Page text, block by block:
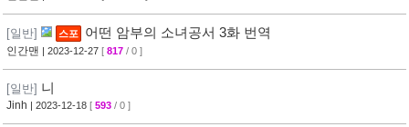
[일반] 스포 어떤 암부의 소녀공서 3화 번역
인간맨 | 2023-12-27 [ 817 / 0 ]
[일반] 니
Jinh | 2023-12-18 [ 593 / 0 ]